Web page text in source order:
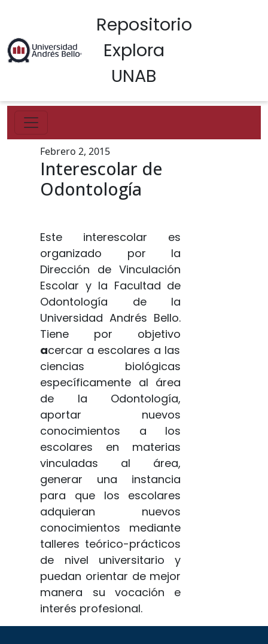
Repositorio
Explora
UNAB
Febrero 2, 2015
Interescolar de
Odontología
Este interescolar es
organizado por la
Dirección de Vinculación
Escolar y la Facultad de
Odontología de la
Universidad Andrés Bello.
Tiene por objetivo
acercar a escolares a las
ciencias biológicas
específicamente al área
de la Odontología,
aportar nuevos
conocimientos a los
escolares en materias
vinculadas al área,
generar una instancia
para que los escolares
adquieran nuevos
conocimientos mediante
talleres teórico-prácticos
de nivel universitario y
puedan orientar de mejor
manera su vocación e
interés profesional.